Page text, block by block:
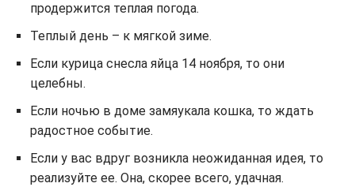
продержится теплая погода.
Теплый день – к мягкой зиме.
Если курица снесла яйца 14 ноября, то они
целебны.
Если ночью в доме замяукала кошка, то ждать
радостное событие.
Если у вас вдруг возникла неожиданная идея, то
реализуйте ее. Она, скорее всего, удачная.